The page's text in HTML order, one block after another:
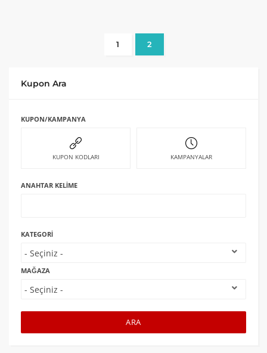
1 2
Kupon Ara
KUPON/KAMPANYA
KUPON KODLARI KAMPANYALAR
ANAHTAR KELIME
KATEGORI
MAĞAZA
ARA